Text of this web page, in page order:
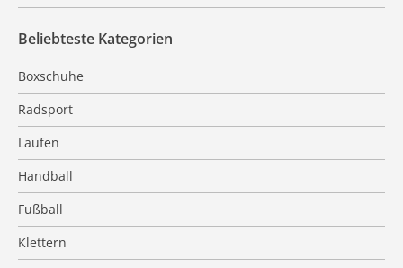
Beliebteste Kategorien
Boxschuhe
Radsport
Laufen
Handball
Fußball
Klettern